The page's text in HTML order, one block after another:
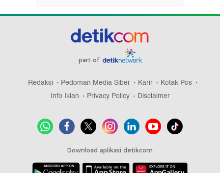
part of
Redaksi Pedoman Media Siber Karir
Kotak Pos
Info Iklan
Privacy Policy Disclaimer
Download aplikasi detikcom